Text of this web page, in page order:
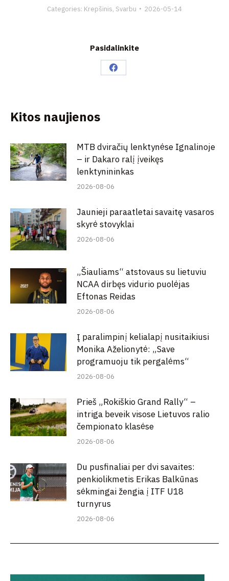
Categories: Krepšinis, Svarbu 2026-05-14
Pasidalinkite
Share
Kitos naujienos
MTB dviračių lenktynėse Ignalinoje
– ir Dakaro ralį įveikęs
lenktynininkas
2026-08-06
Jaunieji paraatletai savaitę vasaros
skyrė stovyklai
2026-08-06
„Šiauliams“ atstovaus su lietuviu
NCAA dirbęs vidurio puolėjas
Eftonas Reidas
2026-08-06
Į paralimpinį kelialapį nusitaikiusi
Monika Aželionytė: „Save
programuoju tik pergalėms“
2026-08-06
Prieš „Rokiškio Grand Rally“ –
intriga beveik visose Lietuvos ralio
čempionato klasėse
2026-08-06
Du pusfinaliai per dvi savaites:
penkiolikmetis Erikas Balkūnas
sėkmingai žengia į ITF U18
turnyrus
2026-08-06